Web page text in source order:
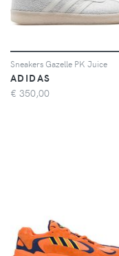
Sneakers Gazelle PK Juice
ADIDAS
€ 350,00